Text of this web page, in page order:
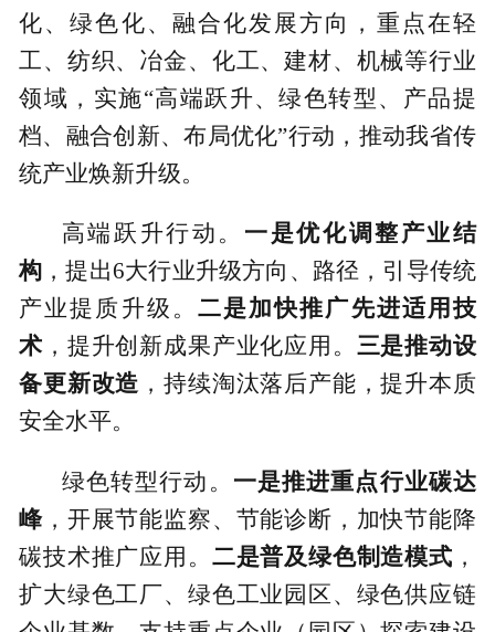
化、绿色化、融合化发展方向，重点在轻
工、纺织、冶金、化工、建材、机械等行业
领域，实施“高端跃升、绿色转型、产品提
档、融合创新、布局优化”行动，推动我省传
统产业焕新升级。
高端跃升行动 。 一是优化调整产业结
构 ，提出6大行业升级方向、路径，引导传统
产业提质升级。 二是加快推广先进适用技
术，提升创新成果产业化应用。 三是推动设
备更新改造 ，持续淘汰落后产能，提升本质
安全水平。
绿色转型行动。 一是推进重点行业碳达
峰，开展节能监察、节能诊断，加快节能降
碳技术推广应用。 二是普及绿色制造模式 ，
扩大绿色工厂、绿色工业园区、绿色供应链